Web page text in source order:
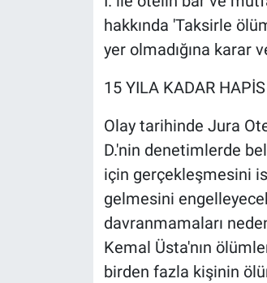
hakkında 'Taksirle
yer olmadığına karar
15 YILA KADAR
Olay tarihinde Jura
D.'nin denetimlerde
için gerçekleşmesini
gelmesini
davranmamaları
Kemal Üsta'nın
birden fazla kişinin